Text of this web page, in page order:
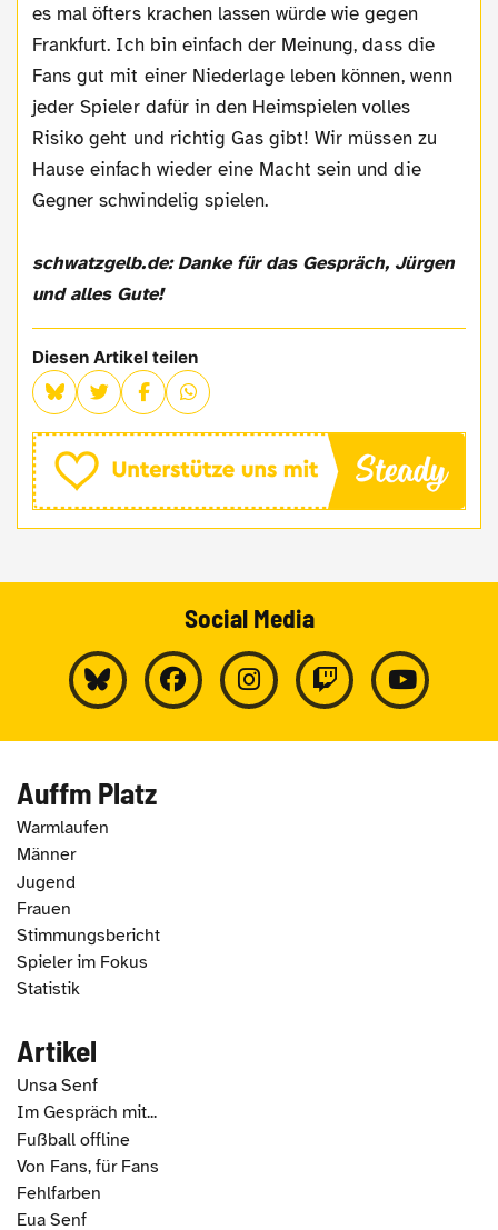
es mal öfters krachen lassen würde wie gegen
Frankfurt. Ich bin einfach der Meinung, dass die
Fans gut mit einer Niederlage leben können, wenn
jeder Spieler dafür in den Heimspielen volles
Risiko geht und richtig Gas gibt! Wir müssen zu
Hause einfach wieder eine Macht sein und die
Gegner schwindelig spielen.
schwatzgelb.de: Danke für das Gespräch, Jürgen
und alles Gute!
Diesen Artikel teilen
Social Media
Auffm Platz
Warmlaufen
Männer
Jugend
Frauen
Stimmungsbericht
Spieler im Fokus
Statistik
Artikel
Unsa Senf
Im Gespräch mit...
Fußball offline
Von Fans, für Fans
Fehlfarben
Eua Senf